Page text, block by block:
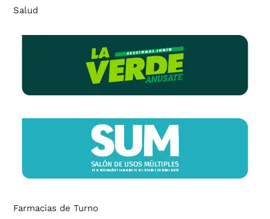
Salud
Farmacias de Turno